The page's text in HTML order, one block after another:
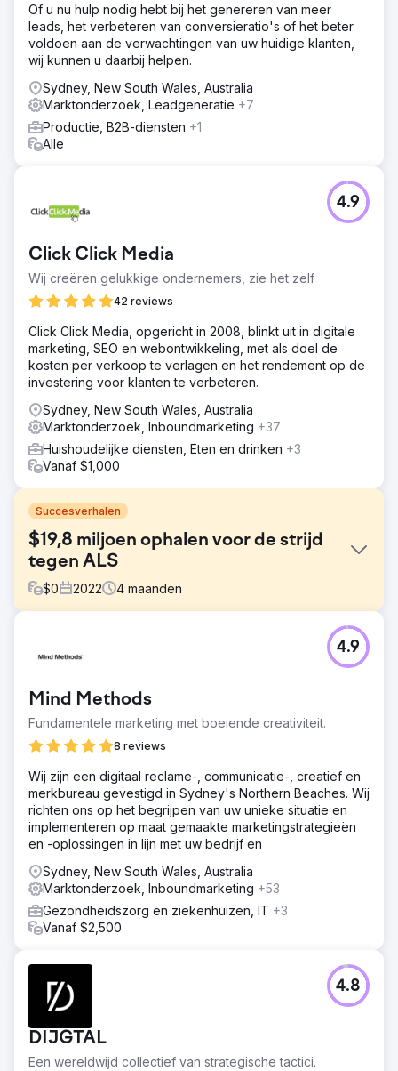
Of u nu hulp nodig hebt bij het genereren van meer
leads, het verbeteren van conversieratio's of het beter
voldoen aan de verwachtingen van uw huidige klanten,
wij kunnen u daarbij helpen.
Sydney, New South Wales, Australia
Marktonderzoek, Leadgeneratie +7
Productie, B2B-diensten +1
Alle
Click Click Media
Wij creëren gelukkige ondernemers, zie het zelf
42 reviews
4.9
Click Click Media, opgericht in 2008, blinkt uit in digitale
marketing, SEO en webontwikkeling, met als doel de
kosten per verkoop te verlagen en het rendement op de
investering voor klanten te verbeteren.
Sydney, New South Wales, Australia
Marktonderzoek, Inboundmarketing +37
Huishoudelijke diensten, Eten en drinken +3
Vanaf $1,000
Succesverhalen
$19,8 miljoen ophalen voor de strijd
tegen ALS
$0 2022 4 maanden
- Een recordjaar bereiken in donaties voor hun
campagne van 2022 (meer dan $ 14,6 miljoen opgehaald
sociale media voor meer dan 3 miljoen gebruikers versus
1,87 miljoen in 2021 - Verhoog het gebruikersverkeer
(website) met 50% ten opzichte van de campagne van
2021 - Help bij het stimuleren van de verkoop in de winkel
via landelijke Co
Oplossing
- Ontwikkel een diepgaand begrip van de persona van
de klant om de betrokkenheid van gebruikers en het
merk te verbeteren - Vergroot de organische
zoekbekendheid in belangrijke segmenten - Verbeter de
betrokkenheid van gebruikers en de ervaring op de
landingspagina op de website (UX-ondersteuning) -
Identificeer een nieuw/breder publiek buiten het AFL-
supporterspubliek
overtroffen met een recordbedrag van $ 19,86 miljoen!
(tegen $ 14,6 miljoen in 2021) - Aantal
donatiepaginasessies met 128% toegenomen (jaar op
jaar) - 4,57 miljoen impressies op sociale media bereikt
van april tot juni 2022 (+145% jaar op jaar) - 73% daling in
Mind Methods
Fundamentele marketing met boeiende creativiteit.
8 reviews
4.9
Wij zijn een digitaal reclame-, communicatie-, creatief en
merkbureau gevestigd in Sydney's Northern Beaches. Wij
richten ons op het begrijpen van uw unieke situatie en
implementeren op maat gemaakte marketingstrategieën
en -oplossingen in lijn met uw bedrijf en
Sydney, New South Wales, Australia
Marktonderzoek, Inboundmarketing +53
Gezondheidszorg en ziekenhuizen, IT +3
Vanaf $2,500
DIJGTAL
Een wereldwijd collectief van strategische tactici.
4.8